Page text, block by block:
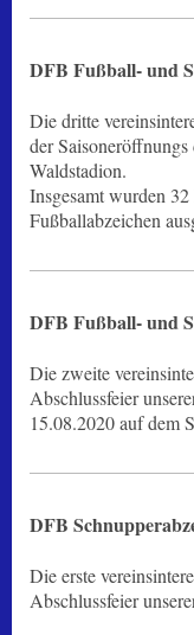
DFB Fußball- und
Die dritte
der
Waldstadion.
Insgesamt wurden
Fußballabzeichen
DFB Fußball- und
Die zweite
Abschlussfeier
15.08.2020 auf dem
DFB
Die erste
Abschlussfeier